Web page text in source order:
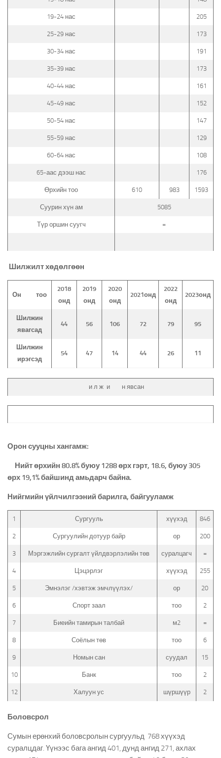
19-24 нас 205
25-29 нас 173
30-34 нас 191
35-39 нас 173
40-44 нас 161
45-49 нас 152
50-54 нас 147
55-59 нас 129
60-64 нас 108
65-аас дээш нас 176
Өрхийн тоо 610 983 1593
Суурин хүн ам 5085
Түр оршин суугч =
Шилжилт хөдөлгөөн
Он тоо
2018
онд
2019
онд
2020
онд
2021онд
2022
онд
2023онд
Шилжин
явагсад
44 56 106 72 79 95
Шилжин
ирэгсэд
54 47 14 44 26 11
и л ж и н явсан
Орон сууцны хангамж:
Нийт өрхийн 80.8% буюу 1288 өрх гэрт, 18.6, буюу 305
өрх 19,1% байшинд амьдарч байна.
Нийгмийн үйлчилгээний барилга, байгууламж
1 Сургууль хүүхэд 846
2 Сургуулийн дотуур байр ор 200
3 Мэргэжлийн сургалт үйлдвэрлэлийн төв суралцагч =
4 Цэцэрлэг хүүхэд 255
5 Эмнэлэг /хэвтэж эмчлүүлэх/ ор 20
6 Спорт заал тоо 2
7 Биеийн тамирын талбай м2 =
8 Соёлын төв тоо 6
9 Номын сан суудал 15
10 Банк тоо 2
12 Халуун ус шүршүүр 2
Боловсрол
Сумын ерөнхий боловсролын сургуульд 768 хүүхэд
суралцдаг. Үүнээс бага ангид 401, дунд ангид 271, ахлах